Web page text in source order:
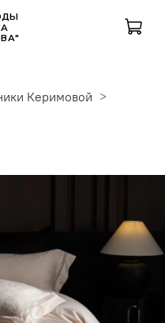
текстиль от Аники Керимовой